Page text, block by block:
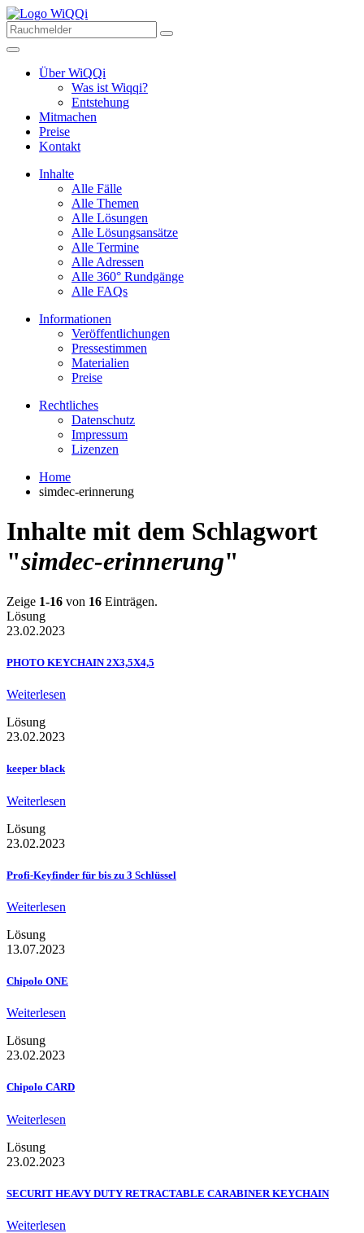
Über WiQQi
Was ist Wiqqi?
Entstehung
Mitmachen
Preise
Kontakt
Inhalte
Alle Fälle
Alle Themen
Alle Lösungen
Alle Lösungsansätze
Alle Termine
Alle Adressen
Alle 360° Rundgänge
Alle FAQs
Informationen
Veröffentlichungen
Pressestimmen
Materialien
Preise
Rechtliches
Datenschutz
Impressum
Lizenzen
Home
simdec-erinnerung
Inhalte mit dem Schlagwort
"simdec-erinnerung"
Zeige 1-16 von 16 Einträgen.
Lösung
23.02.2023
PHOTO KEYCHAIN 2X3,5X4,5
Weiterlesen
Lösung
23.02.2023
keeper black
Weiterlesen
Lösung
23.02.2023
Profi-Keyfinder für bis zu 3 Schlüssel
Weiterlesen
Lösung
13.07.2023
Chipolo ONE
Weiterlesen
Lösung
23.02.2023
Chipolo CARD
Weiterlesen
Lösung
23.02.2023
SECURIT HEAVY DUTY RETRACTABLE CARABINER KEYCHAIN
Weiterlesen